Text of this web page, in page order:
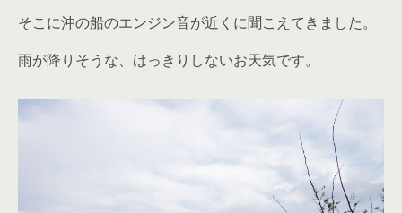
そこに沖の船のエンジン音が近くに聞こえてきました。
雨が降りそうな、はっきりしないお天気です。